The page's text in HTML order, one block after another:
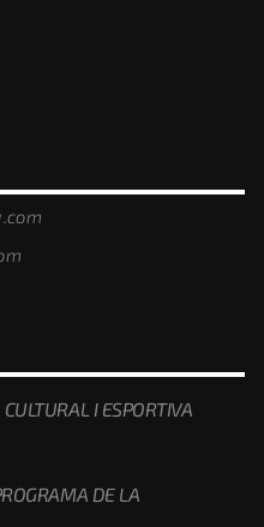
I ESPORTIVA
DE LA